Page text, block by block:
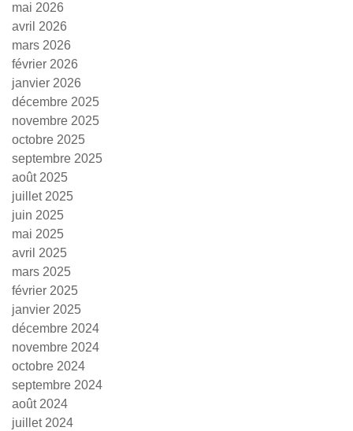
mai 2026
avril 2026
mars 2026
février 2026
janvier 2026
décembre 2025
novembre 2025
octobre 2025
septembre 2025
août 2025
juillet 2025
juin 2025
mai 2025
avril 2025
mars 2025
février 2025
janvier 2025
décembre 2024
novembre 2024
octobre 2024
septembre 2024
août 2024
juillet 2024